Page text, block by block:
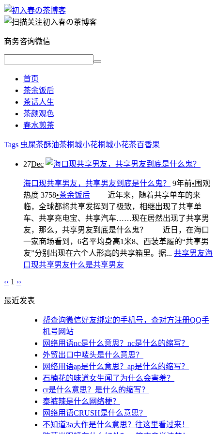
商务咨询微信
首页
茶余饭后
茶话人生
茶颜观色
春水煎茶
Tags 虫屎茶酥油茶桐城小花桐城小花茶百香果
27Dec
海口现共享男友，共享男友到底是什么鬼？ 9年前• 围观
热度 3758•茶余饭后
近年来，随着共享单车的来
临，全球都将共享发挥到了极致，相继出现了共享单
车、共享充电宝、共享汽车……现在居然出现了共享男
友，那么，共享男友到底是什么鬼？ 近日，在海口
一家商场看到，6名平均身高1米8、西装革履的“共享男
友”分别出现在六个人形高的共享箱里。据... 共享男友海
口现共享男友什么是共享男友
‹‹ 1 ››
最近发表
帮查询微信好友绑定的手机号，查对方注册QQ手
机号网站
网络用语nc是什么意思？nc是什么的缩写？
外贸出口中唛头是什么意思？
网络用语ap是什么意思？ap是什么的缩写？
石楠花的味道女生闻了为什么会害羞？
cr是什么意思？是什么的缩写？
泰裤辣是什么网络梗？
网络用语CRUSH是什么意思？
不知道3a大作是什么意思？往这里看过来！